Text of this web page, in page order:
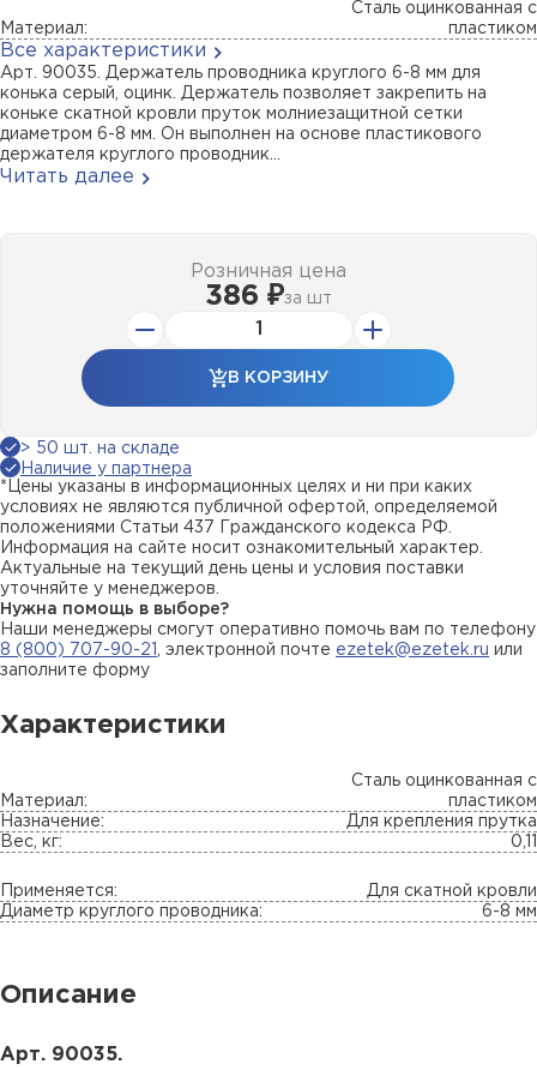
Материал:
Сталь оцинкованная с
пластиком
Все характеристики
Арт. 90035. Держатель проводника круглого 6-8 мм для
конька серый, оцинк. Держатель позволяет закрепить на
коньке скатной кровли пруток молниезащитной сетки
диаметром 6-8 мм. Он выполнен на основе пластикового
держателя круглого проводник...
Читать далее
Розничная цена
386 ₽за шт
В КОРЗИНУ
> 50 шт. на складе
Наличие у партнера
*Цены указаны в информационных целях и ни при каких
условиях не являются публичной офертой, определяемой
положениями Статьи 437 Гражданского кодекса РФ.
Информация на сайте носит ознакомительный характер.
Актуальные на текущий день цены и условия поставки
уточняйте у менеджеров.
Нужна помощь в выборе?
Наши менеджеры смогут оперативно помочь вам по телефону
8 (800) 707-90-21
, электронной почте ezetek@ezetek.ru или
заполните форму
Характеристики
Материал:
Сталь оцинкованная с
пластиком
Назначение:
Для крепления прутка
Вес, кг:
0,11
Применяется:
Для скатной кровли
Диаметр круглого проводника:
6-8 мм
Описание
Арт. 90035.